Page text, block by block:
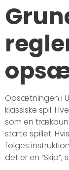
Opsætningen i
klassiske spil.
som en
starte spillet.
følges
det er en